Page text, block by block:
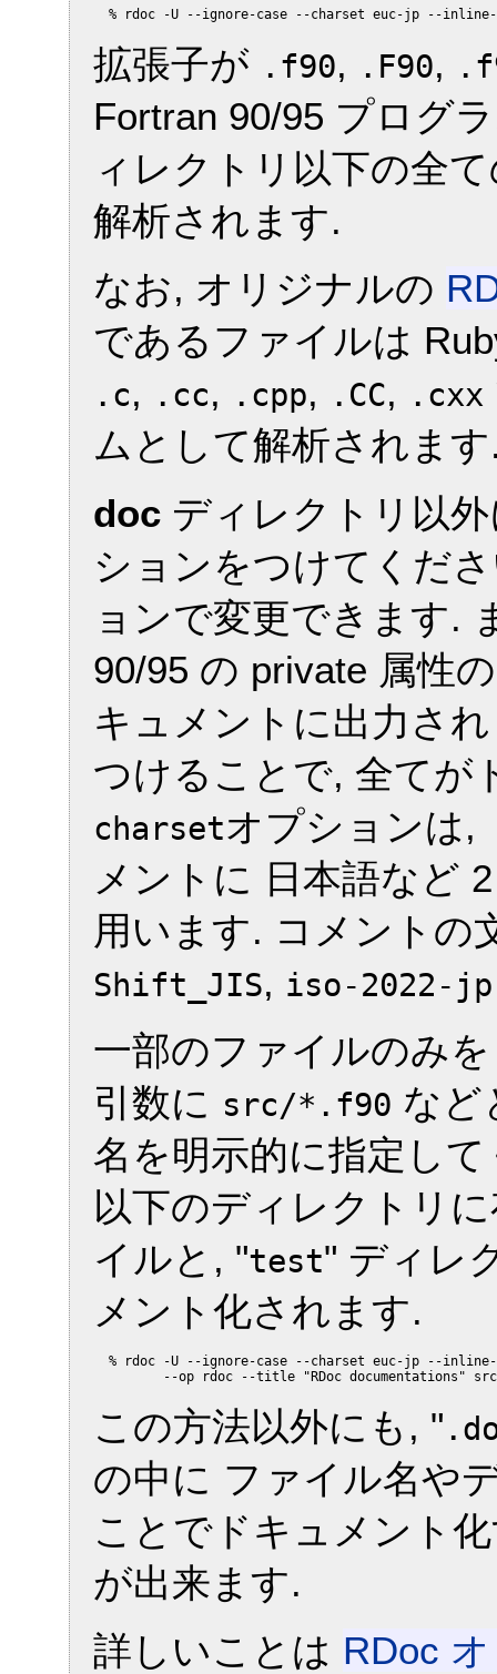
拡張子が .f90, .F90,
Fortran 90/95 プログ
ィレクトリ以下の全
解析されます.
なお, オリジナルの
であるファイルは
.c, .cc, .cpp, .CC, .cxx
ムとして解析されま
doc ディレクトリ以
ションをつけてくだ
ョンで変更できます.
90/95 の private 属性
キュメントに出力さ
つけることで, 全てが
charsetオプションは,
メントに 日本語など
用います. コメントの
Shift_JIS, iso-2022-jp
一部のファイルのみ
引数に src/*.f90 など
名を明示的に指定し
以下のディレクトリ
イルと, "test" ディレ
メント化されます.
% rdoc -U --ignore-case --charset euc-jp --
この方法以外にも, "
の中に ファイル名や
ことでドキュメント
が出来ます.
詳しいことは RDoc